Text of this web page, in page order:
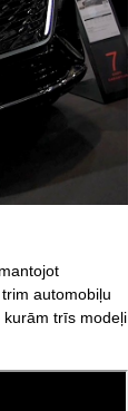
automobiļu
trīs modeļi